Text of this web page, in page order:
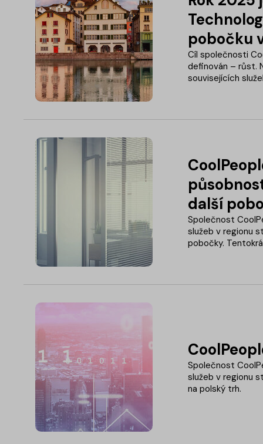
pobočku
Cíl společnosti
definován – růst.
souvisejících
další
Společnost
služeb v regionu
pobočky.
Společnost
služeb v regionu
na polský trh.